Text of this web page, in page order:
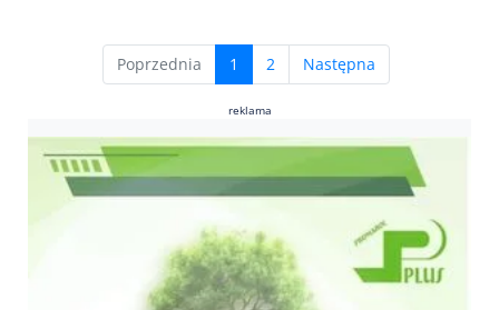
Poprzednia 1 (current)
2 Następna
reklama